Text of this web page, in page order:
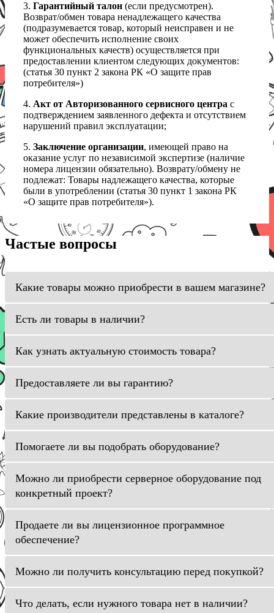
3. Гарантийный талон (если предусмотрен).
Возврат/обмен товара ненадлежащего качества
(подразумевается товар, который неисправен и не
может обеспечить исполнение своих
функциональных качеств) осуществляется при
предоставлении клиентом следующих документов:
(статья 30 пункт 2 закона РК «О защите прав
потребителя»)
4. Акт от Авторизованного сервисного центра с
подтверждением заявленного дефекта и отсутствием
нарушений правил эксплуатации;
5. Заключение организации, имеющей право на
оказание услуг по независимой экспертизе (наличие
номера лицензии обязательно). Возврату/обмену не
подлежат: Товары надлежащего качества, которые
были в употреблении (статья 30 пункт 1 закона РК
«О защите прав потребителя»).
Частые вопросы
Какие товары можно приобрести в вашем магазине?
Есть ли товары в наличии?
Как узнать актуальную стоимость товара?
Предоставляете ли вы гарантию?
Какие производители представлены в каталоге?
Помогаете ли вы подобрать оборудование?
Можно ли приобрести серверное оборудование под
конкретный проект?
Продаете ли вы лицензионное программное
обеспечение?
Можно ли получить консультацию перед покупкой?
Что делать, если нужного товара нет в наличии?